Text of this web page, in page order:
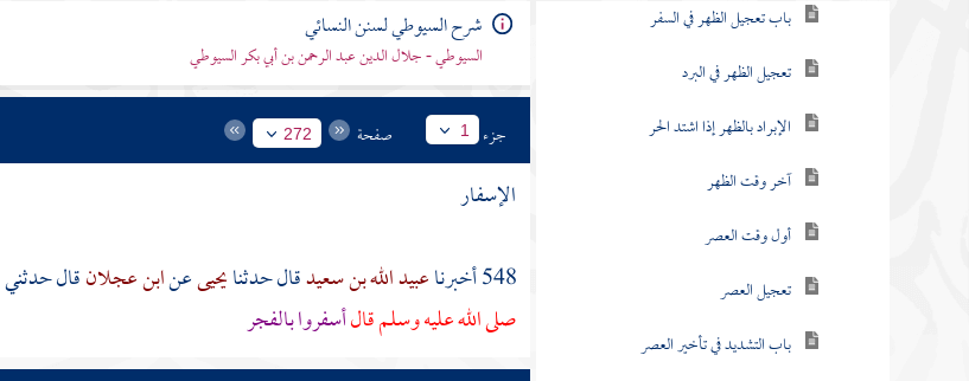
باب تعجيل الظهر في السفر
تعجيل الظهر في البرد
الإبراد بالظهر إذا اشتد الحر
آخر وقت الظهر
أول وقت العصر
تعجيل العصر
باب التشديد في تأخير العصر
شرح السيوطي لسنن النسائي
السيوطي - جلال الدين عبد الرحمن بن أبي بكر السيوطي
جزء 1 صفحة 272
الإسفار
548 أخبرنا
عبيد الله بن سعيدقال حدثنايحيىعنابن عجلانقال حدثني
صلى الله عليه وسلم قالأسفروا بالفجر